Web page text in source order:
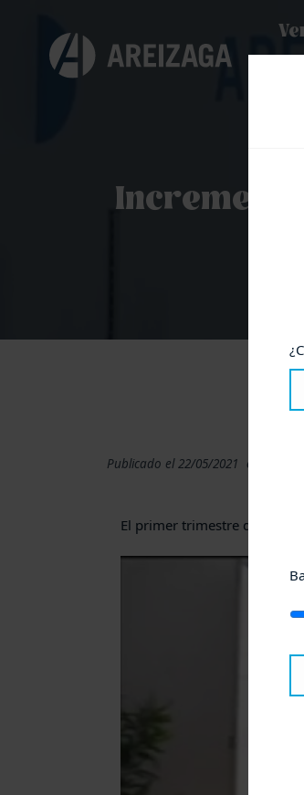
Publicado el 22/05/2021 en
El primer trimestre de 2021